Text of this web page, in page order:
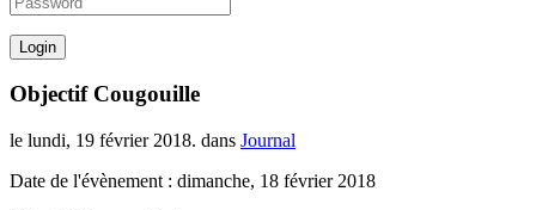
Objectif Cougouille
le lundi, 19 février 2018. dans Journal
Date de l'évènement : dimanche, 18 février 2018